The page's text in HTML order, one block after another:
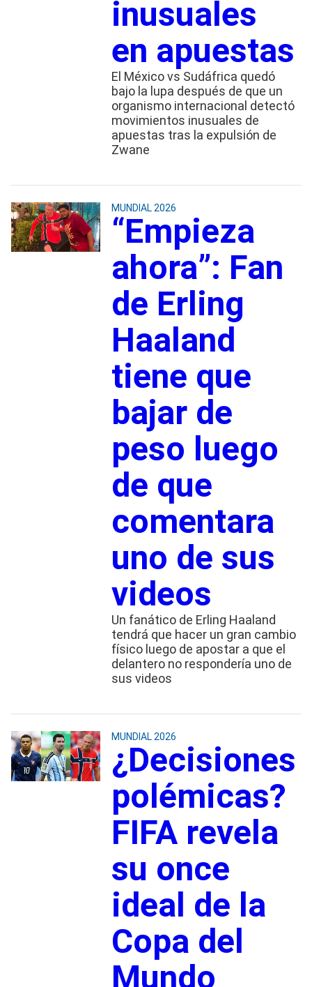
inusuales
en apuestas
El México vs Sudáfrica quedó
bajo la lupa después de que un
organismo internacional detectó
movimientos inusuales de
apuestas tras la expulsión de
Zwane
MUNDIAL 2026
“Empieza
ahora”: Fan
de Erling
Haaland
tiene que
bajar de
peso luego
de que
comentara
uno de sus
videos
Un fanático de Erling Haaland
tendrá que hacer un gran cambio
físico luego de apostar a que el
delantero no respondería uno de
sus videos
MUNDIAL 2026
¿Decisiones
polémicas?
FIFA revela
su once
ideal de la
Copa del
Mundo